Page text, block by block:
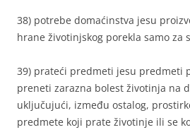
38) potrebe domaćinstva jesu
hrane životinjskog porekla samo za
39) prateći predmeti jesu predmeti
preneti zarazna bolest životinja na
uključujući, između ostalog,
predmete koji prate životinje ili se